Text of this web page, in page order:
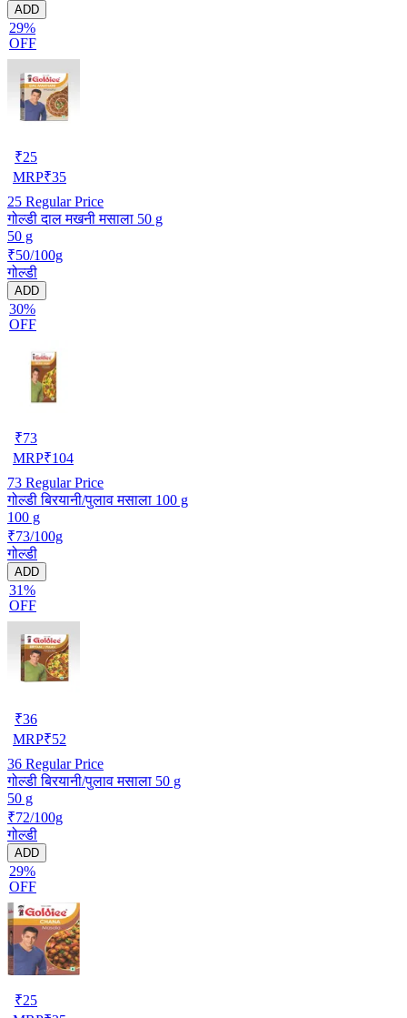
ADD
29%
OFF
₹25
MRP₹35
25 Regular Price
गोल्डी दाल मखनी मसाला 50 g
50 g
₹50/100g
गोल्डी
ADD
30%
OFF
₹73
MRP₹104
73 Regular Price
गोल्डी बिरयानी/पुलाव मसाला 100 g
100 g
₹73/100g
गोल्डी
ADD
31%
OFF
₹36
MRP₹52
36 Regular Price
गोल्डी बिरयानी/पुलाव मसाला 50 g
50 g
₹72/100g
गोल्डी
ADD
29%
OFF
₹25